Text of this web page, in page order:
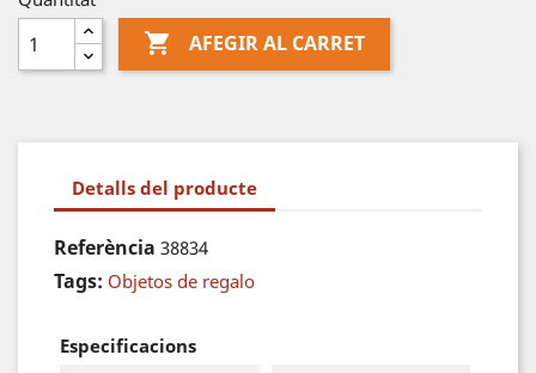
 AFEGIR AL CARRET
Detalls del producte
Referència 38834
Tags: Objetos de regalo
Especificacions